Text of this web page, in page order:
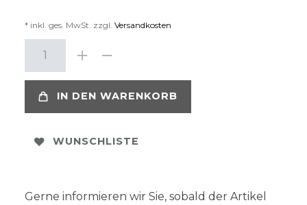
* inkl. ges. MwSt. zzgl. Versandkosten
IN DEN WARENKORB
WUNSCHLISTE
Gerne informieren wir Sie, sobald der Artikel